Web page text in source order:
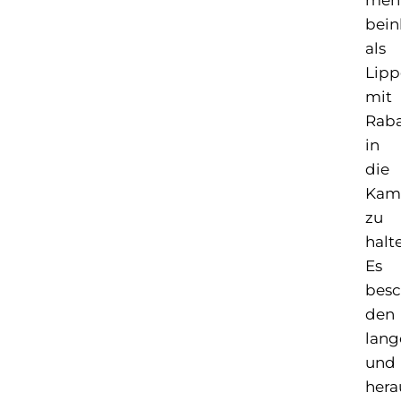
als
mit
in
die
zu
Es
den
und